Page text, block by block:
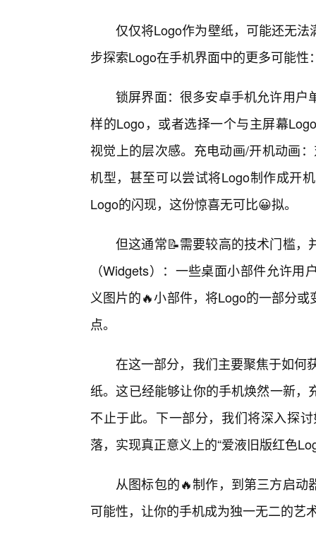
仅仅将Logo作为壁纸，可能还无
步探索Logo在手机界面中的更多可能性
锁屏界面：很多安卓手机允许用户
样的Logo，或者选择一个与主屏幕
视觉上的层次感。充电动画/开机动画
机型，甚至可以尝试将Logo制作成开
Logo的闪现，这份惊喜无可比😀拟。
但这通常📝需要较高的技术门槛，
（Widgets）：一些桌面小部件允许
义图片的🔥小部件，将Logo的一部分
点。
在这一部分，我们主要聚焦于如何
纸。这已经能够让你的手机焕然一新
不止于此。下一部分，我们将深入探
落，实现真正意义上的“爱液旧版红色
从图标包的🔥制作，到第三方启
可能性，让你的手机成为独一无二的艺